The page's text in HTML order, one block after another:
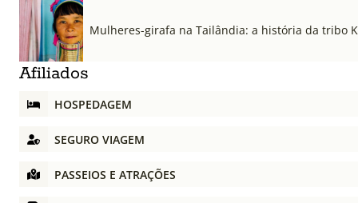
Mulheres-girafa na Tailândia: a história da tribo
Afiliados
HOSPEDAGEM
SEGURO VIAGEM
PASSEIOS E ATRAÇÕES